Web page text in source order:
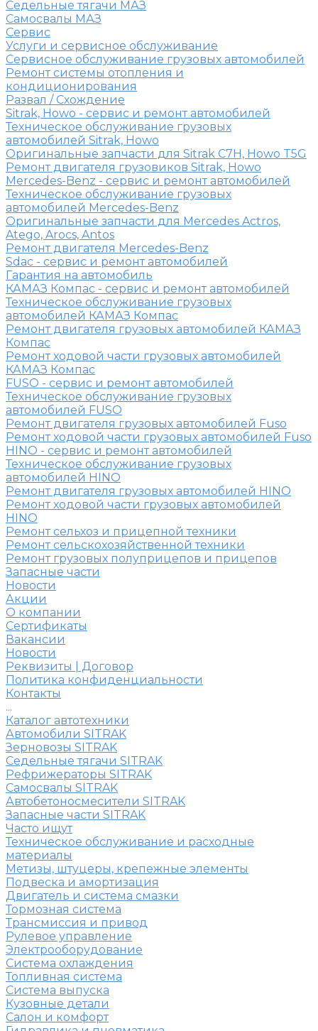
Седельные тягачи МАЗ
Самосвалы МАЗ
Сервис
Услуги и сервисное обслуживание
Сервисное обслуживание грузовых автомобилей
Ремонт системы отопления и
кондиционирования
Развал / Схождение
Sitrak, Howo - сервис и ремонт автомобилей
Техническое обслуживание грузовых
автомобилей Sitrak, Howo
Оригинальные запчасти для Sitrak C7H, Howo T5G
Ремонт двигателя грузовиков Sitrak, Howo
Mercedes-Benz - сервис и ремонт автомобилей
Техническое обслуживание грузовых
автомобилей Mercedes-Benz
Оригинальные запчасти для Mercedes Actros,
Atego, Arocs, Antos
Ремонт двигателя Mercedes-Benz
Sdac - сервис и ремонт автомобилей
Гарантия на автомобиль
КАМАЗ Компас - сервис и ремонт автомобилей
Техническое обслуживание грузовых
автомобилей КАМАЗ Компас
Ремонт двигателя грузовых автомобилей КАМАЗ
Компас
Ремонт ходовой части грузовых автомобилей
КАМАЗ Компас
FUSO - сервис и ремонт автомобилей
Техническое обслуживание грузовых
автомобилей FUSO
Ремонт двигателя грузовых автомобилей Fuso
Ремонт ходовой части грузовых автомобилей Fuso
HINO - сервис и ремонт автомобилей
Техническое обслуживание грузовых
автомобилей HINO
Ремонт двигателя грузовых автомобилей HINO
Ремонт ходовой части грузовых автомобилей
HINO
Ремонт сельхоз и прицепной техники
Ремонт сельскохозяйственной техники
Ремонт грузовых полуприцепов и прицепов
Запасные части
Новости
Акции
О компании
Сертификаты
Вакансии
Новости
Реквизиты | Договор
Политика конфиденциальности
Контакты
...
Каталог автотехники
Автомобили SITRAK
Зерновозы SITRAK
Седельные тягачи SITRAK
Рефрижераторы SITRAK
Самосвалы SITRAK
Автобетоносмесители SITRAK
Запасные части SITRAK
Часто ищут
Техническое обслуживание и расходные
материалы
Метизы, штуцеры, крепежные элементы
Подвеска и амортизация
Двигатель и система смазки
Тормозная система
Трансмиссия и привод
Рулевое управление
Электрооборудование
Система охлаждения
Топливная система
Система выпуска
Кузовные детали
Салон и комфорт